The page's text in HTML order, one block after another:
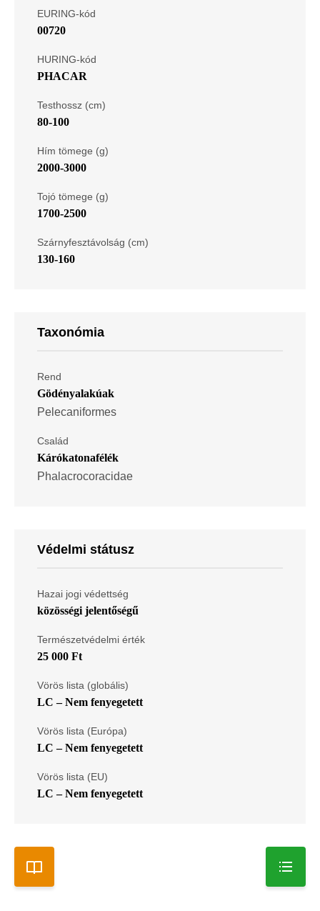
EURING-kód
00720
HURING-kód
PHACAR
Testhossz (cm)
80-100
Hím tömege (g)
2000-3000
Tojó tömege (g)
1700-2500
Szárnyfesztávolság (cm)
130-160
Taxonómia
Rend
Gödényalakúak
Pelecaniformes
Család
Kárókatonafélék
Phalacrocoracidae
Védelmi státusz
Hazai jogi védettség
közösségi jelentőségű
Természetvédelmi érték
25 000 Ft
Vörös lista (globális)
LC – Nem fenyegetett
Vörös lista (Európa)
LC – Nem fenyegetett
Vörös lista (EU)
LC – Nem fenyegetett